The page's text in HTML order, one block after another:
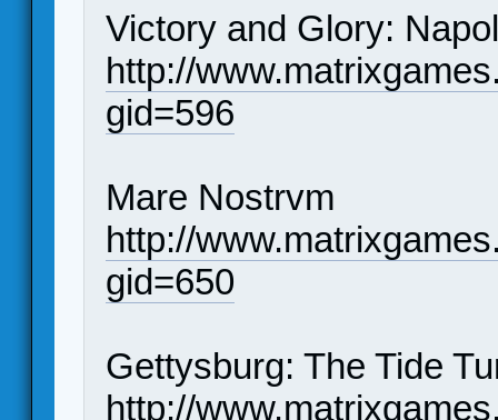
Victory and Glory:
http://
gid=596
Mare Nostrvm
http://
gid=650
Gettysburg: The Tide
http://